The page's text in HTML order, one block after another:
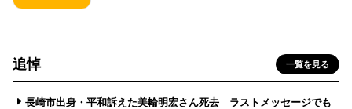
追悼 一覧を見る
長崎市出身・平和訴えた美輪明宏さん死去 ラストメッセージでも